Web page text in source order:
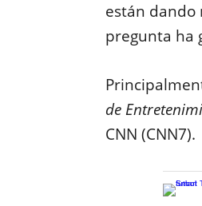
están dando
pregunta ha
de
CNN (CNN7).